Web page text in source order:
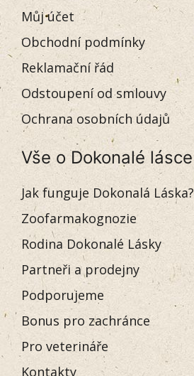
Můj účet
Obchodní podmínky
Reklamační řád
Odstoupení od smlouvy
Ochrana osobních údajů
Vše o Dokonalé lásce
Jak funguje Dokonalá Láska?
Zoofarmakognozie
Rodina Dokonalé Lásky
Partneři a prodejny
Podporujeme
Bonus pro zachránce
Pro veterináře
Kontakty